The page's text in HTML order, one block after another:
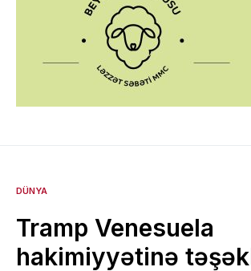
DÜNYA
Tramp Venesuela
hakimiyyətinə